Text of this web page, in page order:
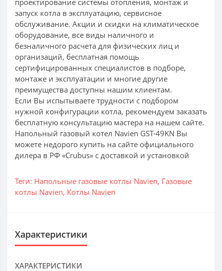
запуск котла в эксплуатацию, сервисное
обслуживание. Акции и скидки на климатическое
оборудование, все виды наличного и
безналичного расчета для физических лиц и
организаций, бесплатная помощь
сертифицированных специалистов в подборе,
монтаже и эксплуатации и многие другие
преимущества доступны нашим клиентам.
Если Вы испытываете трудности с подбором
нужной конфигурации котла, рекомендуем заказать
бесплатную консультацию мастера на нашем сайте.
Напольный газовый котел Navien GST-49KN Вы
можете недорого купить на сайте официального
дилера в РФ «Crubus» с доставкой и установкой
Теги: Напольные газовые котлы Navien, Газовые
котлы Navien, Котлы Navien
Характеристики
ХАРАКТЕРИСТИКИ